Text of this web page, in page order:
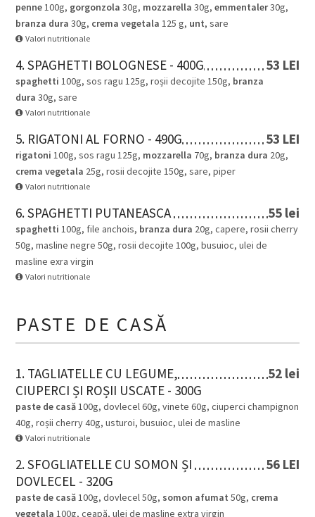
penne100g, gorgonzola 30g, mozzarella 30g, emmentaler30g,
branza dura 30g, crema vegetala 125 g, unt, sare
Valori nutritionale
4. SPAGHETTI BOLOGNESE - 400G
spaghetti 100g, sos ragu 125g, roșii decojite 150g, branza
dura 30g, sare
Valori nutritionale
53 LEI
5. RIGATONI AL FORNO - 490G
rigatoni 100g, sos ragu 125g, mozzarella 70g, branza dura 20g,
crema vegetala 25g, rosii decojite 150g, sare, piper
Valori nutritionale
53 LEI
6. SPAGHETTI PUTANEASCA
spaghetti 100g, file anchois, branza dura 20g, capere, rosii cherry
50g, masline negre 50g, rosii decojite 100g, busuioc, ulei de
masline exra virgin
Valori nutritionale
55 lei
PASTE DE CASĂ
1. TAGLIATELLE CU LEGUME,
CIUPERCI ȘI ROȘII USCATE - 300G
paste de casă100g, dovlecel 60g, vinete 60g, ciuperci champignon
40g, roșii cherry 40g, usturoi, busuioc, ulei de masline
Valori nutritionale
52 lei
2. SFOGLIATELLE CU SOMON ȘI
DOVLECEL - 320G
paste de casă100g, dovlecel 50g, somon afumat 50g, crema
vegetala 100g, ceapă, ulei de masline extra virgin
56 LEI